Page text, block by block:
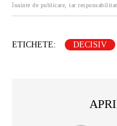
înainte de publicare, iar
ETICHETE: DECISIV